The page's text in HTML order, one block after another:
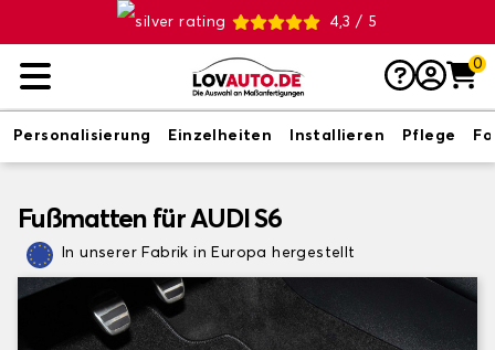
4,3 / 5
0
Personalisierung Einzelheiten Installieren Pflege
Fußmatten für AUDI S6
In unserer Fabrik in Europa hergestellt